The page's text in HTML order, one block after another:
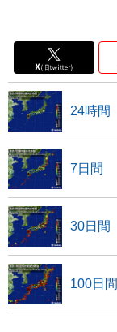
24時間
7日間
30日間
100日間